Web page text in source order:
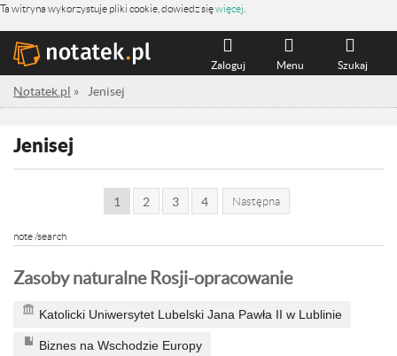
Ta witryna wykorzystuje pliki cookie, dowiedz sięwięcej
Szukaj
Menu
Zaloguj
Notatek.pl » Jenisej
Jenisej
1 2 3 4 Następna
note /search
Zasoby naturalne Rosji-opracowanie
Katolicki Uniwersytet Lubelski Jana Pawła II w Lublinie
Biznes na Wschodzie Europy